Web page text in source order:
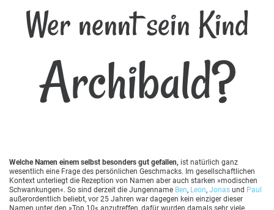
Wer nennt sein Kind
Archibald?
Welche Namen einem selbst besonders gut gefallen, ist natürlich ganz
wesentlich eine Frage des persönlichen Geschmacks. Im gesellschaftlichen
Kontext unterliegt die Rezeption von Namen aber auch starken »modischen
Schwankungen«. So sind derzeit die Jungenname Ben, Leon, Jonas und Paul
außerordentlich beliebt, vor 25 Jahren war dagegen kein einziger dieser
Namen unter den »Top 10« anzutreffen, dafür wurden damals sehr viele